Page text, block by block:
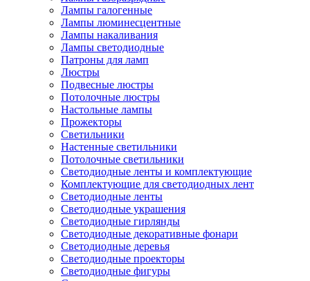
Лампы галогенные
Лампы люминесцентные
Лампы накаливания
Лампы светодиодные
Патроны для ламп
Люстры
Подвесные люстры
Потолочные люстры
Настольные лампы
Прожекторы
Светильники
Настенные светильники
Потолочные светильники
Светодиодные ленты и комплектующие
Комплектующие для светодиодных лент
Светодиодные ленты
Светодиодные украшения
Светодиодные гирлянды
Светодиодные декоративные фонари
Светодиодные деревья
Светодиодные проекторы
Светодиодные фигуры